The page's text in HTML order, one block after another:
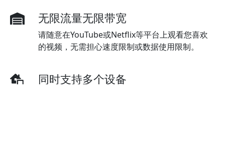
无限流量无限带宽
请随意在YouTube或Netflix等平台上观看您喜欢
的视频，无需担心速度限制或数据使用限制。
同时支持多个设备